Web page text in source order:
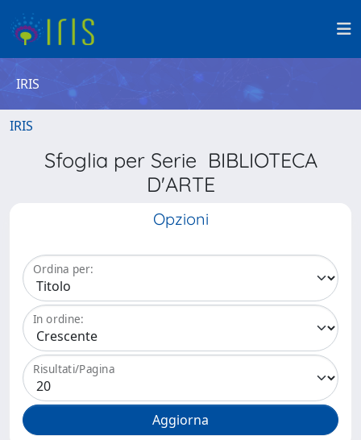
IRIS
IRIS
Sfoglia per Serie BIBLIOTECA
D'ARTE
Opzioni
Ordina per:
In ordine:
Risultati/Pagina